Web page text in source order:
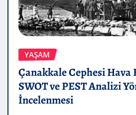
YAŞAM
Çanakkale Cephesi Hava
SWOT ve PEST Analizi
İncelenmesi